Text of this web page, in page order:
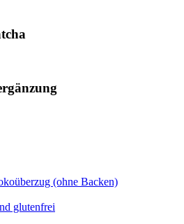
(ohne Backen)
glutenfrei